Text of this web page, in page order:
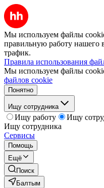
Мы используем файлы
правильную работу нашего
трафик.
Правила использования
Мы используем файлы
файлов cookie
Понятно
Ищу сотрудника
Ищу работу
Ищу
Ищу сотрудника
Сервисы
Помощь
Ещё
Поиск
Балтым